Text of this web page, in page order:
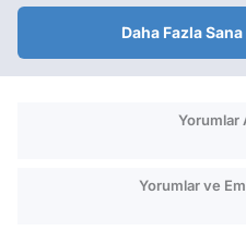
Daha Fazla
Yorumlar
Yorumlar ve